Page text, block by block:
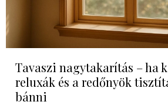
Tavaszi nagytakarítás – ha
reluxák és a redőnyök
bánni